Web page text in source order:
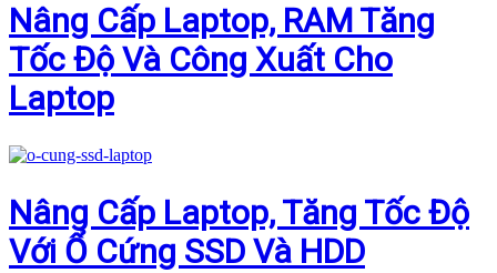
Nâng Cấp Laptop, RAM Tăng
Tốc Độ Và Công Xuất Cho
Laptop
Nâng Cấp Laptop, Tăng Tốc Độ
Với Ổ Cứng SSD Và HDD